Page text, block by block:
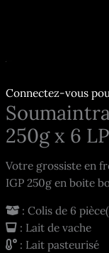
Connectez-vous
250g x 6 LP
Votre grossiste en
IGP 250g en boite
: Colis de 6
: Lait de vache
: Lait pasteurisé